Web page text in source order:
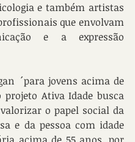
e também artistas
que envolvam
e a expressão
´para jovens acima de
projeto Ativa Idade busca
o papel social da
e da pessoa com idade